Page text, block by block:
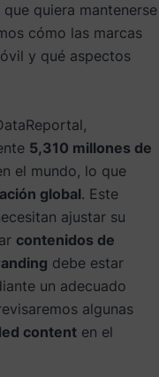
quiera mantenerse
cómo las marcas
y qué aspectos
5,310 millones de
el mundo, lo que
global. Este
ajustar su
contenidos de
debe estar
un adecuado
algunas
content en el